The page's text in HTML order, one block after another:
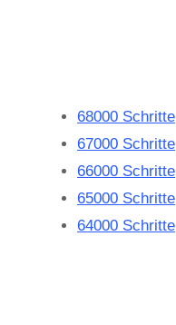
68000 Schritte
67000 Schritte
66000 Schritte
65000 Schritte
64000 Schritte